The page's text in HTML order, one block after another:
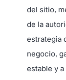
del sitio,
de la
estrategia
negocio,
estable y